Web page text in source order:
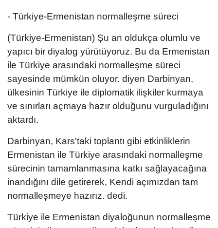
- Türkiye-Ermenistan normalleşme süreci
(Türkiye-Ermenistan) Şu an oldukça olumlu ve
yapıcı bir diyalog yürütüyoruz. Bu da Ermenistan
ile Türkiye arasındaki normalleşme süreci
sayesinde mümkün oluyor. diyen Darbinyan,
ülkesinin Türkiye ile diplomatik ilişkiler kurmaya
ve sınırları açmaya hazır olduğunu vurguladığını
aktardı.
Darbinyan, Kars'taki toplantı gibi etkinliklerin
Ermenistan ile Türkiye arasındaki normalleşme
sürecinin tamamlanmasına katkı sağlayacağına
inandığını dile getirerek, Kendi açımızdan tam
normalleşmeye hazırız. dedi.
Türkiye ile Ermenistan diyaloğunun normalleşme